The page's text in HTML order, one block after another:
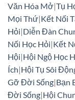
Văn Hóa Mở|Tụ
Mọi Thứ|Kết Nối
Hỏi|Diễn Đàn
Nối Học Hỏi|Kết
Hội|Hội Ngộ Học
Ích|Hội Tụ Sôi
Gỡ Đời Sống|Bạn
Đời Sống|Hội